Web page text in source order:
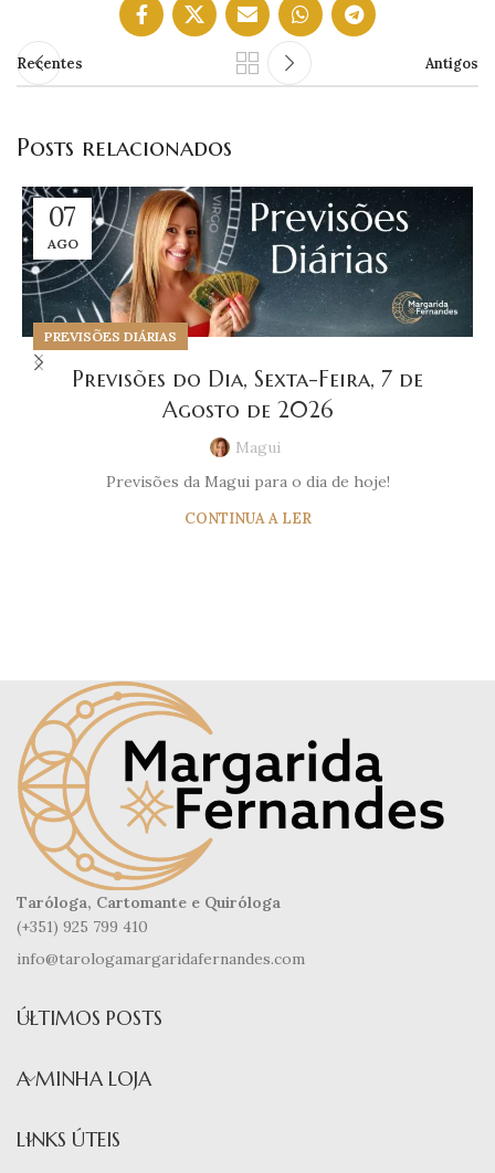
Recentes Antigos
Posts relacionados
07
AGO
PREVISÕES DIÁRIAS
Previsões do Dia, Sexta-Feira, 7 de
Agosto de 2026
Magui
Previsões da Magui para o dia de hoje!
CONTINUA A LER
Taróloga, Cartomante e Quiróloga
(+351) 925 799 410
info@tarologamargaridafernandes.com
ÚLTIMOS POSTS
A MINHA LOJA
LINKS ÚTEIS